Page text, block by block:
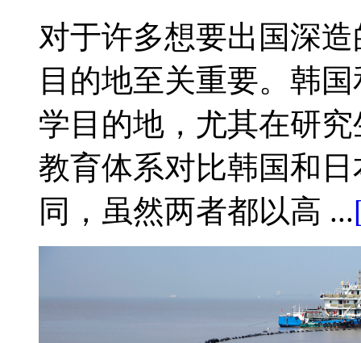
对于许多想要出国深
目的地至关重要。韩
学目的地，尤其在研
教育体系对比韩国和
同，虽然两者都以高 ...